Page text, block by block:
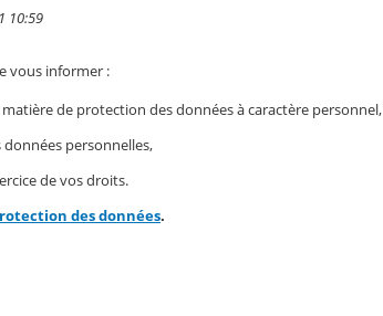
10:59
vous informer :
de protection des données à caractère personnel,
personnelles,
de vos droits.
des données.